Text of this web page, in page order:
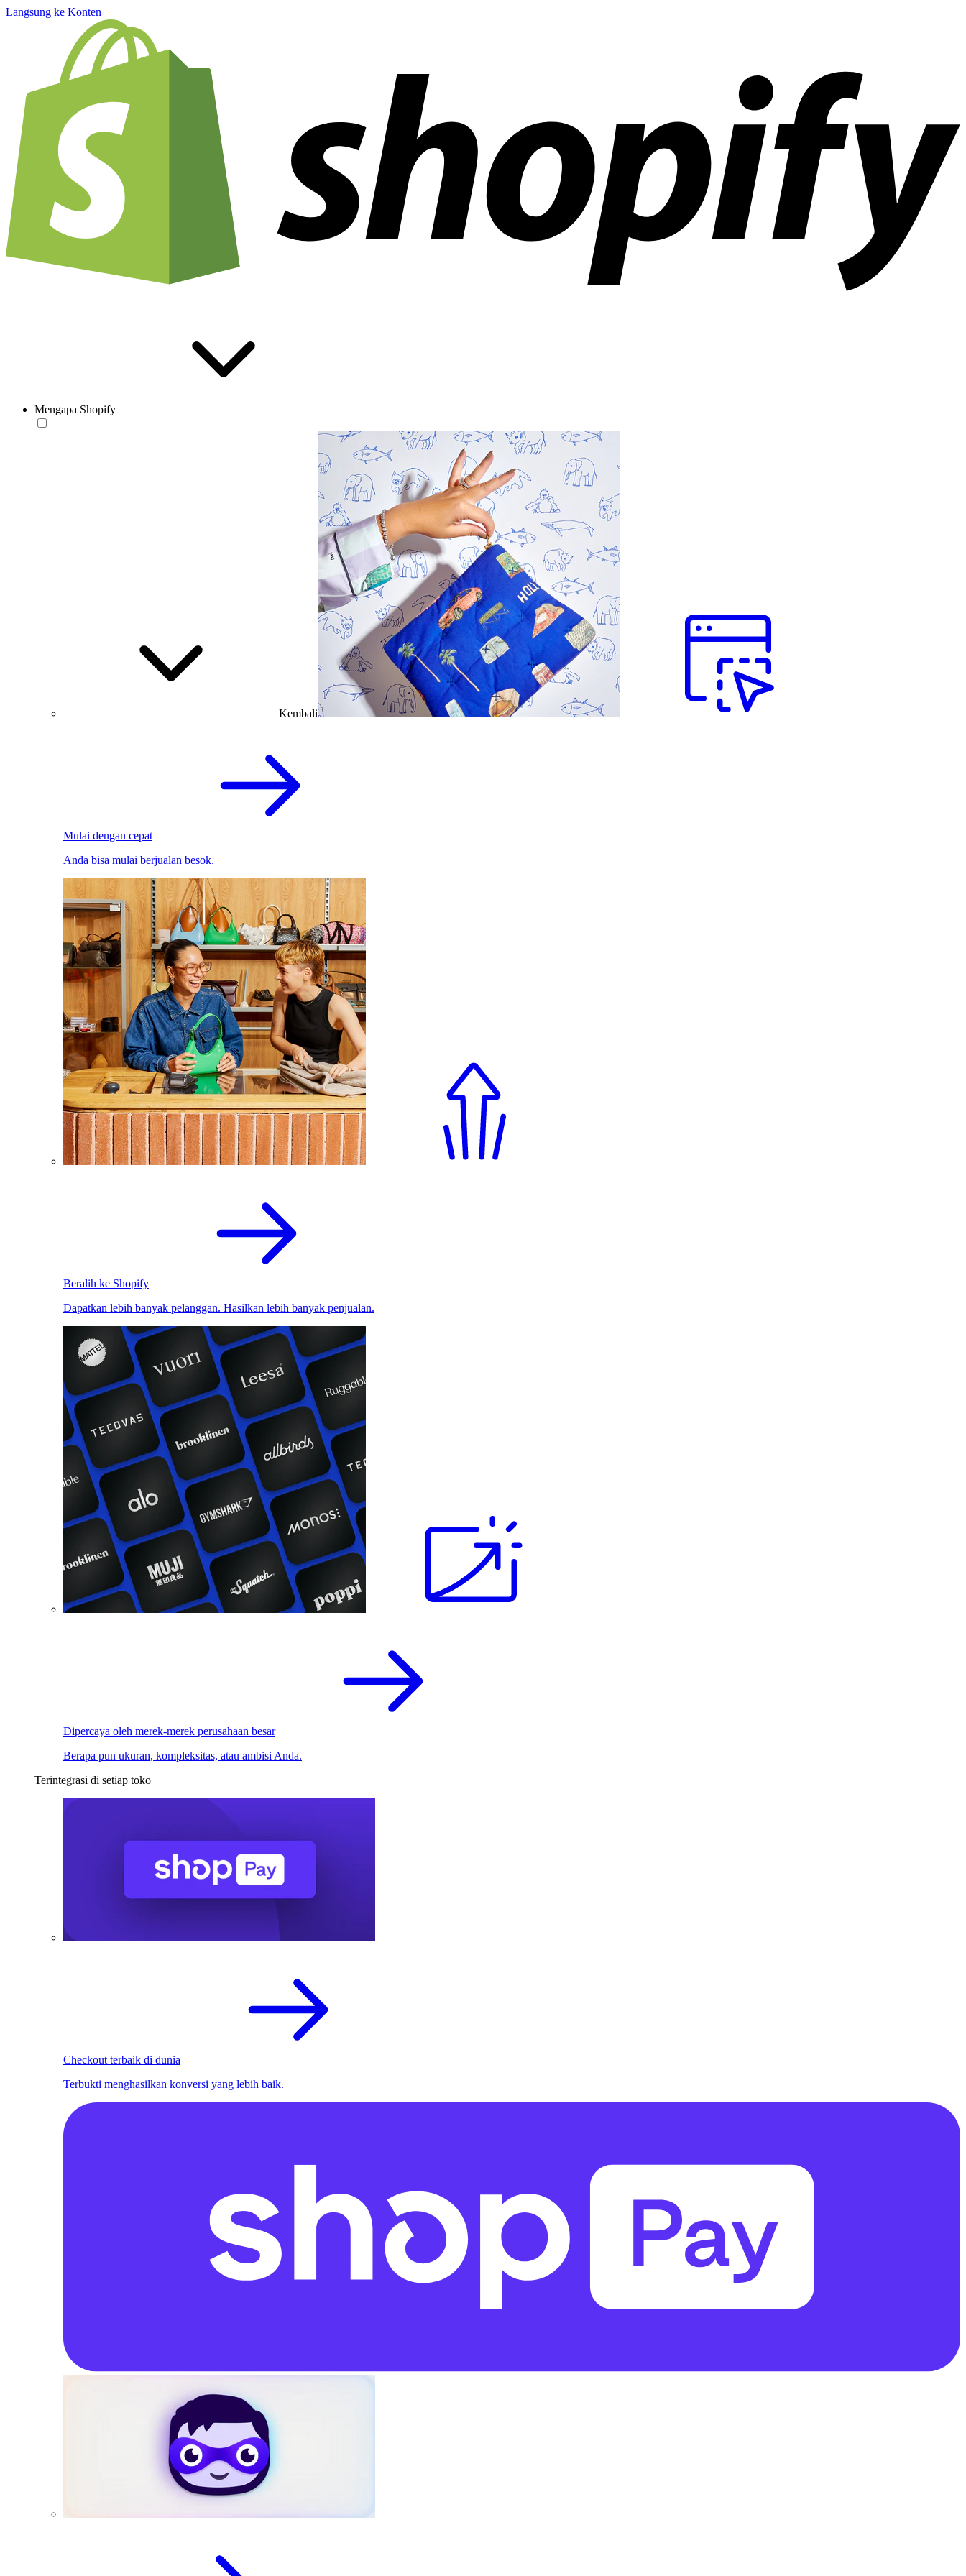
Langsung ke Konten
Mengapa Shopify
Kembali
Mulai dengan cepat
Anda bisa mulai berjualan besok.
Beralih ke Shopify
Dapatkan lebih banyak pelanggan. Hasilkan lebih banyak penjualan.
Dipercaya oleh merek-merek perusahaan besar
Berapa pun ukuran, kompleksitas, atau ambisi Anda.
Terintegrasi di setiap toko
Checkout terbaik di dunia
Terbukti menghasilkan konversi yang lebih baik.